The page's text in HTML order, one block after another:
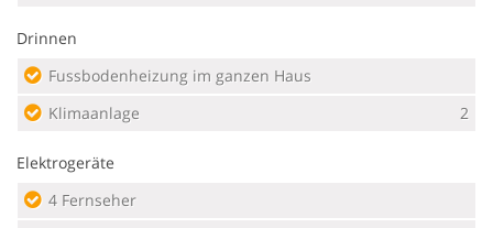
Drinnen
Fussbodenheizung im ganzen Haus
Klimaanlage
2
Elektrogeräte
4 Fernseher